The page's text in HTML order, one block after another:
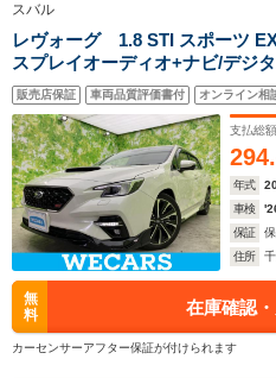
スバル
レヴォーグ 1.8 STI スポーツ
スプレイオーディオ+ナビ/デジ
安全装置/シートヒーター/全方位
援システム/シート フルレザー/電
販売店保証 車両品質評価書付 オンライン相
支払総額
294.
年式
車検
保証
住所
無
料
在庫確認
カーセンサーアフター保証が付けられます